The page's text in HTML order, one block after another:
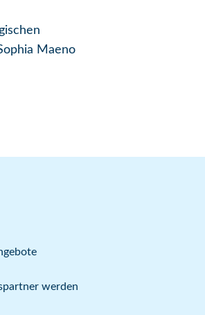
Maeno
werden